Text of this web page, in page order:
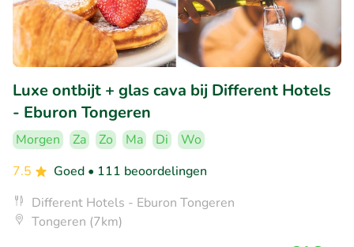
Luxe ontbijt + glas cava bij Different Hotels
- Eburon Tongeren
Morgen Za Zo Ma Di
Wo
7.5
Goed • 111 beoordelingen
Different Hotels - Eburon Tongeren
Tongeren (7km)